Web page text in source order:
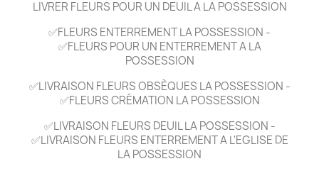
LIVRER FLEURS POUR UN DEUIL A LA POSSESSION
✅FLEURS ENTERREMENT LA POSSESSION -
✅FLEURS POUR UN ENTERREMENT A LA
POSSESSION
✅LIVRAISON FLEURS OBSÈQUES LA POSSESSION -
✅FLEURS CRÉMATION LA POSSESSION
✅LIVRAISON FLEURS DEUIL LA POSSESSION -
✅LIVRAISON FLEURS ENTERREMENT A L'EGLISE DE
LA POSSESSION